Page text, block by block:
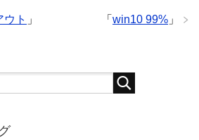
「 win10 99% 」
ト 」